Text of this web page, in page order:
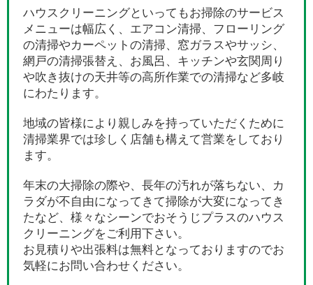
ハウスクリーニングといってもお掃除のサービス
メニューは幅広く、エアコン清掃、フローリング
の清掃やカーペットの清掃、窓ガラスやサッシ、
網戸の清掃張替え、お風呂、キッチンや玄関周り
や吹き抜けの天井等の高所作業での清掃など多岐
にわたります。
地域の皆様により親しみを持っていただくために
清掃業界では珍しく店舗も構えて営業をしており
ます。
年末の大掃除の際や、長年の汚れが落ちない、カ
ラダが不自由になってきて掃除が大変になってき
たなど、様々なシーンでおそうじプラスのハウス
クリーニングをご利用下さい。
お見積りや出張料は無料となっておりますのでお
気軽にお問い合わせください。